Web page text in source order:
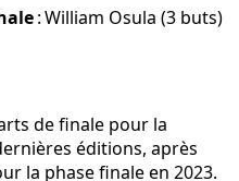
: William Osula (3 buts)
de finale pour la
éditions, après
la phase finale en 2023.